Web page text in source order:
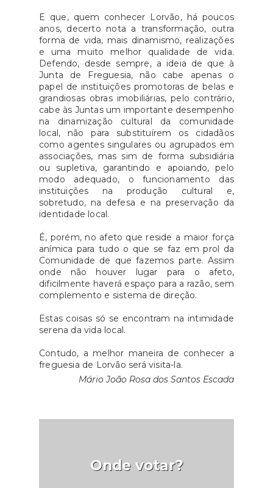
E que, quem conhecer Lorvão, há poucos
anos, decerto nota a transformação, outra
forma de vida, mais dinamismo, realizações
e uma muito melhor qualidade de vida.
Defendo, desde sempre, a ideia de que à
Junta de Freguesia, não cabe apenas o
papel de instituições promotoras de belas e
grandiosas obras imobiliárias, pelo contrário,
cabe às Juntas um importante desempenho
na dinamização cultural da comunidade
local, não para substituírem os cidadãos
como agentes singulares ou agrupados em
associações, mas sim de forma subsidiária
ou supletiva, garantindo e apoiando, pelo
modo adequado, o funcionamento das
instituições na produção cultural e,
sobretudo, na defesa e na preservação da
identidade local.
É, porém, no afeto que reside a maior força
anímica para tudo o que se faz em prol da
Comunidade de que fazemos parte. Assim
onde não houver lugar para o afeto,
dificilmente haverá espaço para a razão, sem
complemento e sistema de direção.
Estas coisas só se encontram na intimidade
serena da vida local.
Contudo, a melhor maneira de conhecer a
freguesia de Lorvão será visita-la.
Mário João Rosa dos Santos Escada
Onde votar?